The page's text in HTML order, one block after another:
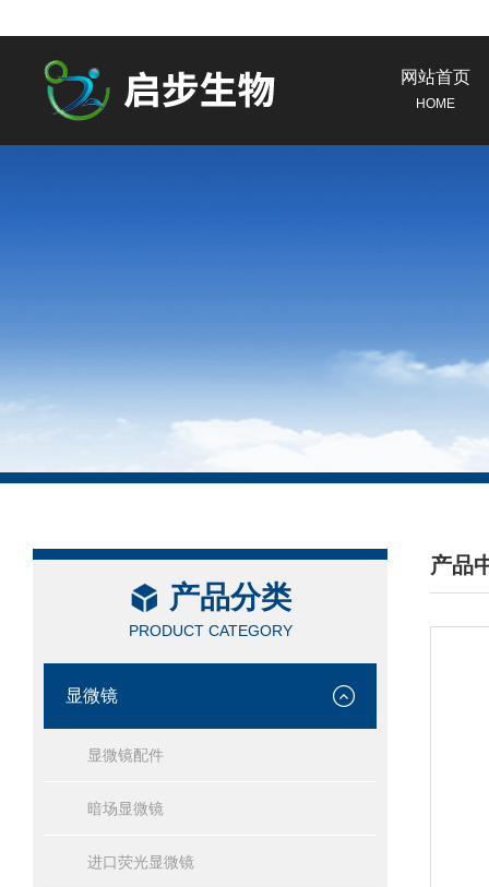
网站首页
HOME
产品分类
PRODUCT CATEGORY
显微镜
显微镜配件
暗场显微镜
进口荧光显微镜
产品
/